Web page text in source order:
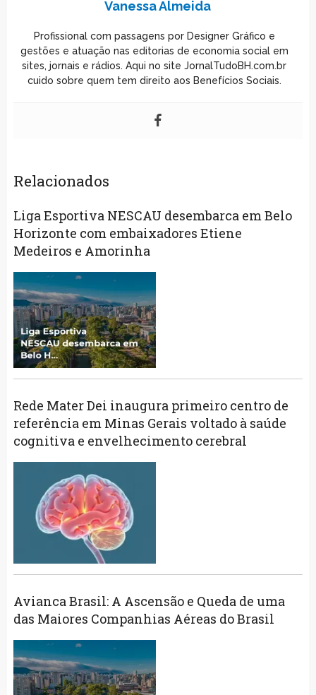
Vanessa Almeida
Profissional com passagens por Designer Gráfico e
gestões e atuação nas editorias de economia social em
sites, jornais e rádios. Aqui no site JornalTudoBH.com.br
cuido sobre quem tem direito aos Benefícios Sociais.
Relacionados
Liga Esportiva NESCAU desembarca em Belo
Horizonte com embaixadores Etiene
Medeiros e Amorinha
Rede Mater Dei inaugura primeiro centro de
referência em Minas Gerais voltado à saúde
cognitiva e envelhecimento cerebral
Avianca Brasil: A Ascensão e Queda de uma
das Maiores Companhias Aéreas do Brasil